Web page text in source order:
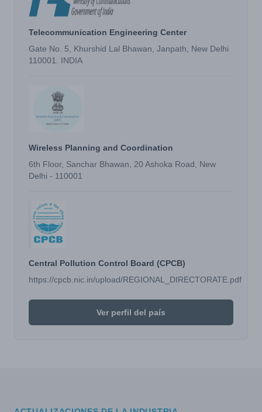
Telecommunication Engineering Center
Gate No. 5, Khurshid Lal Bhawan, Janpath, New Delhi
110001. INDIA
Wireless Planning and Coordination
6th Floor, Sanchar Bhawan, 20 Ashoka Road, New
Delhi - 110001
Central Pollution Control Board (CPCB)
https://cpcb.nic.in/upload/REGIONAL_DIRECTORATE.pdf
Ver perfil del país